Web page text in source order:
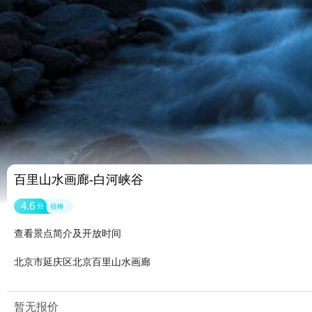
百里山水画廊-白河峡谷
4.6 分 很棒
查看景点简介及开放时间
北京市延庆区北京百里山水画廊
暂无报价